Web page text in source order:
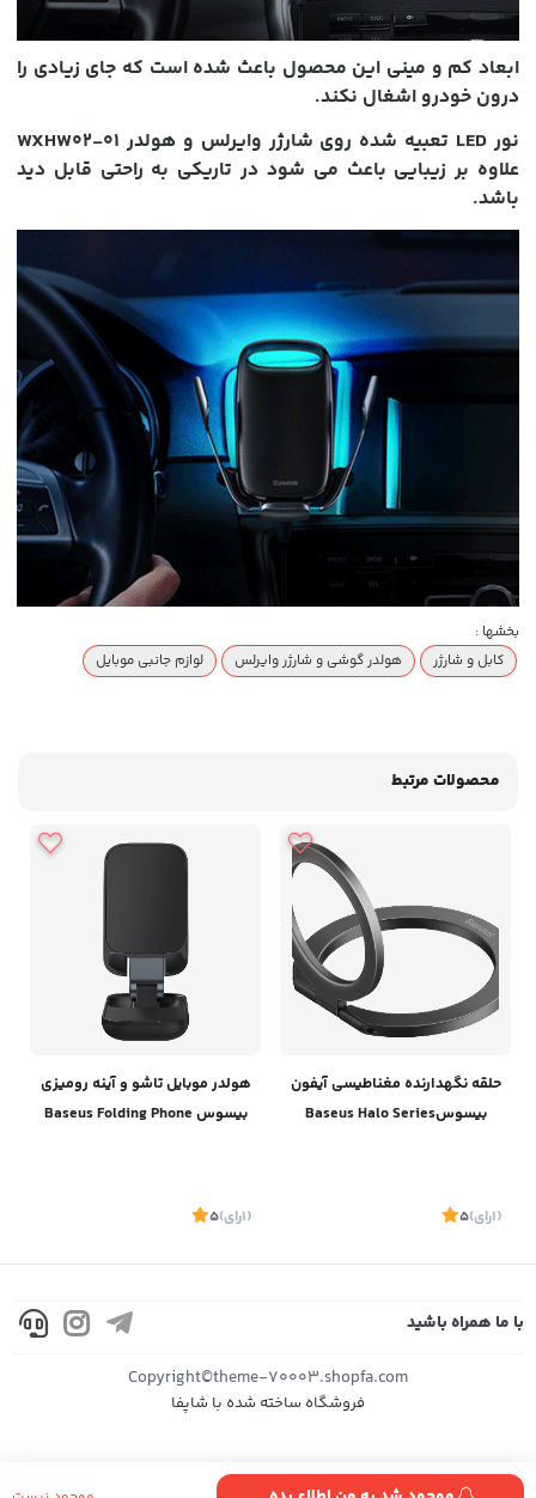
ابعاد کم و مینی این محصول باعث شده است که جای زیادی را
درون خودرو اشغال نکند.
نور LED تعبیه شده روی شارژر وایرلس و هولدر WXHW02-01
علاوه بر زیبایی باعث می شود در تاریکی به راحتی قابل دید
باشد.
بخشها :
کابل و شارژر
هولدر گوشی و شارژر وایرلس لوازم جانبی موبایل
محصولات مرتبط
حلقه نگهدارنده مغناطیسی آیفون
بیسوسBaseus Halo Series
(1 رای)
5
هولدر موبایل تاشو و آینه رومیزی
بیسوس Baseus Folding Phone
(1 رای)
5
با ما همراه باشید
Copyright©theme-70003.shopfa.com
فروشگاه ساخته شده با شاپفا